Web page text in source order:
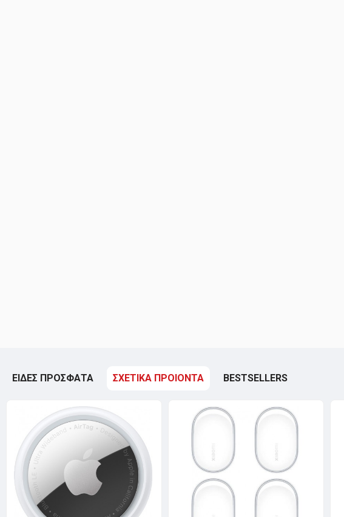
ΕΙΔΕΣ ΠΡΟΣΦΑΤΑ ΣΧΕΤΙΚΑ ΠΡΟΙΟΝΤΑ BESTSELLERS